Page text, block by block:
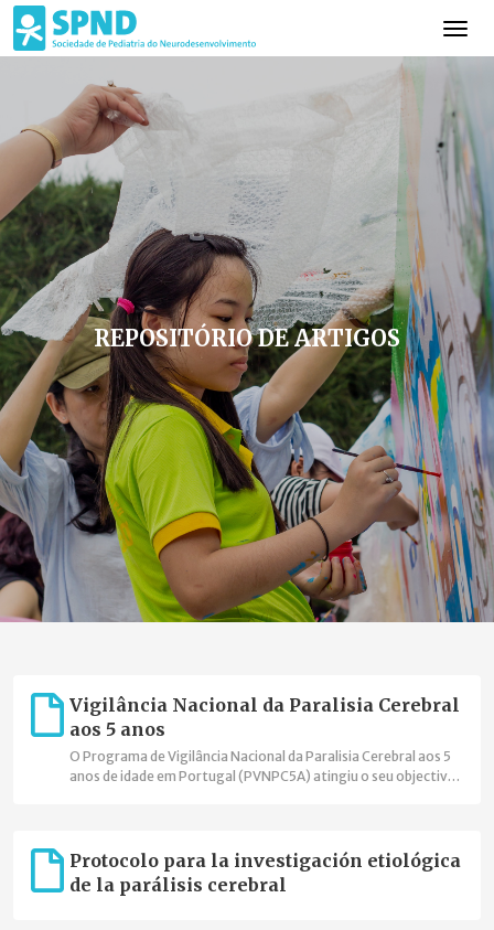
REPOSITÓRIO DE ARTIGOS
Vigilância Nacional da Paralisia Cerebral
aos 5 anos
O Programa de Vigilância Nacional da Paralisia Cerebral aos 5
anos de idade em Portugal (PVNPC5A) atingiu o seu objectivo
com o Joint Research Centre da Comissão Europeia para
integrar a Plataforma Europeia de Registos de Doenças
Raras."
Protocolo para la investigación etiológica
de la parálisis cerebral